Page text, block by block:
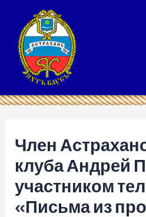
Перейти
содержимому
Член
клуба Андрей
участником
«Письма из